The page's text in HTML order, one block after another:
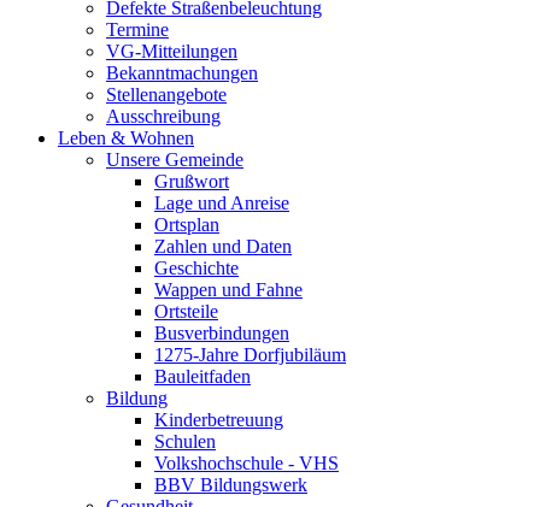
Defekte Straßenbeleuchtung
Termine
VG-Mitteilungen
Bekanntmachungen
Stellenangebote
Ausschreibung
Leben & Wohnen
Unsere Gemeinde
Grußwort
Lage und Anreise
Ortsplan
Zahlen und Daten
Geschichte
Wappen und Fahne
Ortsteile
Busverbindungen
1275-Jahre Dorfjubiläum
Bauleitfaden
Bildung
Kinderbetreuung
Schulen
Volkshochschule - VHS
BBV Bildungswerk